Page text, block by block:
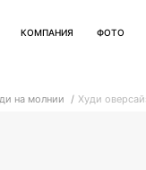
КОМПАНИЯ ФОТО
на молнии Худи